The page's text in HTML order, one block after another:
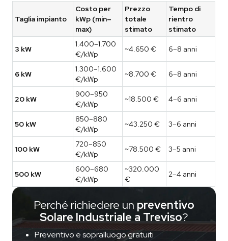
Taglia impianto
Costo per
kWp (min–
max)
Prezzo
totale
stimato
Tempo di
rientro
stimato
3 kW
1.400–1.700
€/kWp
~4.650 € 6–8 anni
6 kW
1.300–1.600
€/kWp
~8.700 € 6–8 anni
20 kW
900–950
€/kWp
~18.500 € 4–6 anni
50 kW
850–880
€/kWp
~43.250 € 3–6 anni
100 kW
720–850
€/kWp
~78.500 € 3–5 anni
500 kW
600–680
€/kWp
~320.000
€
2–4 anni
Perché richiedere un preventivo
Solare Industriale a Treviso?
Preventivo e sopralluogo gratuiti